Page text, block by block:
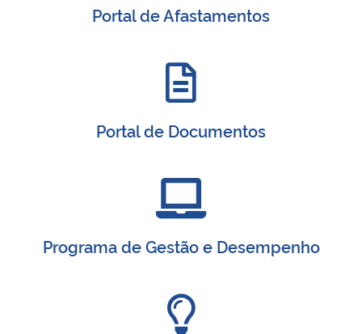
Portal de Afastamentos
Portal de Documentos
Programa de Gestão e Desempenho